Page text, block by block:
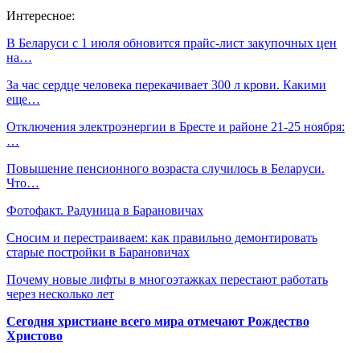
Интересное:
В Беларуси с 1 июля обновится прайс-лист закупочных цен
на…
За час сердце человека перекачивает 300 л крови. Какими
еще…
Отключения электроэнергии в Бресте и районе 21-25 ноября:
…
Повышение пенсионного возраста случилось в Беларуси.
Что…
Фотофакт. Радуница в Барановичах
Сносим и перестраиваем: как правильно демонтировать
старые постройки в Барановичах
Почему новые лифты в многоэтажках перестают работать
через несколько лет
Сегодня христиане всего мира отмечают Рождество
Христово